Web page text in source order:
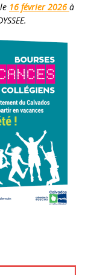
16 février 2026 à